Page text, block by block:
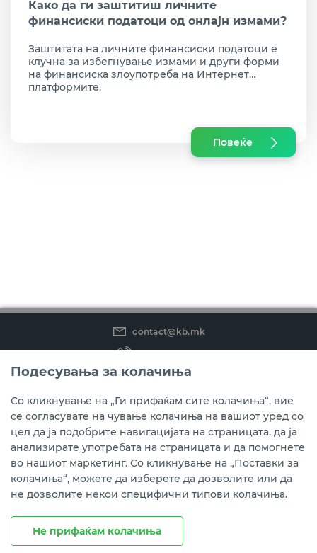
Како да ги заштитиш личните
финансиски податоци од онлајн измами?
Заштитата на личните финансиски податоци е
клучна за избегнување измами и други форми
на финансиска злоупотреба на Интернет
платформите.
Повеќе
contact@kb.mk
(02) 3 296 800
Instagram
LinkedIn
Youtube
Преземете ја мобилната апликација мБанка.
Подесувања за колачиња
Со кликнување на „Ги прифаќам сите колачиња“, вие
се согласувате на чување колачиња на вашиот уред со
цел да ја подобрите навигацијата на страницата, да ја
анализирате употребата на страницата и да помогнете
во нашиот маркетинг. Со кликнување на „Поставки за
колачиња“, можете да изберете да дозволите или да
не дозволите некои специфични типови колачиња.
Не прифаќам колачиња